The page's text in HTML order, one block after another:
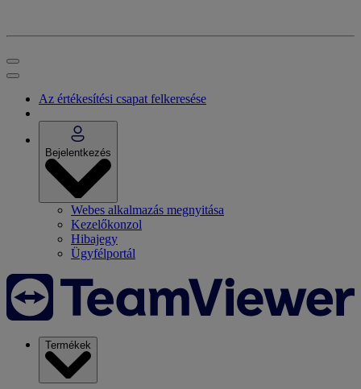
Az értékesítési csapat felkeresése
Bejelentkezés
Webes alkalmazás megnyitása
Kezelőkonzol
Hibajegy
Ügyfélportál
Termékek